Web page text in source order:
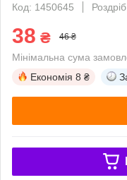
Код: 1450645
Роздріб
38 ₴ 46 ₴
Мінімальна сума
Економія 8 ₴